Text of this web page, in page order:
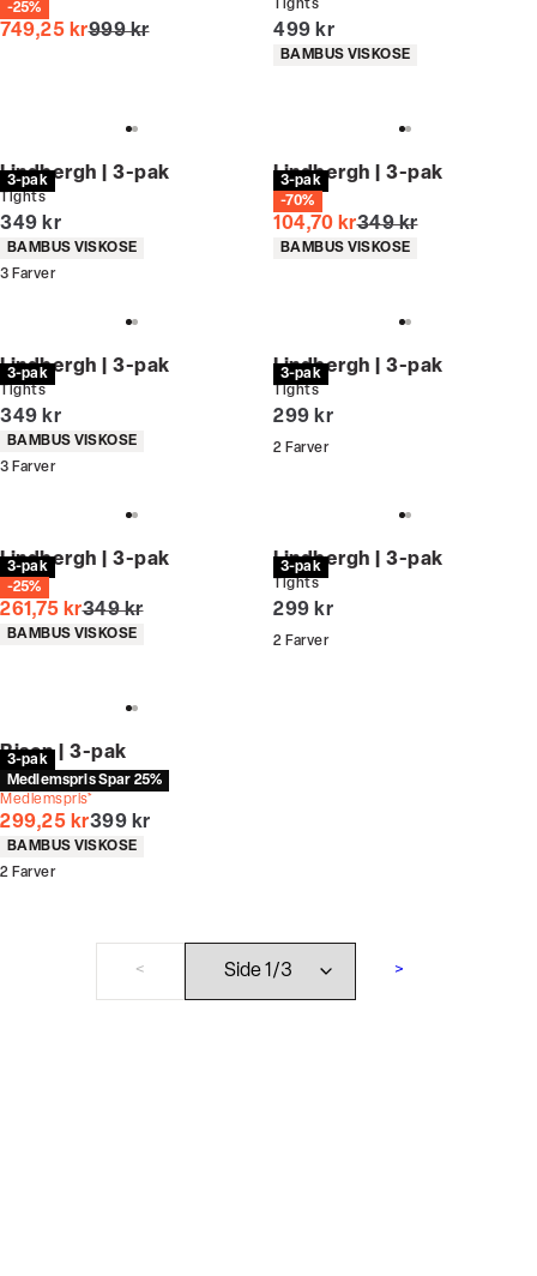
-25%
Tights
749,25 krI alt (uden rabat)
999 kr
Tights
I alt (inkl. rabat)
499 kr
Produkt egenskaber
BAMBUS VISKOSE
3-pak
Lindbergh | 3-pak
Tights
I alt (inkl. rabat)
349 kr
Produkt egenskaber
BAMBUS VISKOSE
3 Farver
3-pak
-70%
Lindbergh | 3-pak
Tights
104,70 krI alt (uden rabat)
349 kr
Produkt egenskaber
BAMBUS VISKOSE
3-pak
Lindbergh | 3-pak
Tights
I alt (inkl. rabat)
349 kr
Produkt egenskaber
BAMBUS VISKOSE
3 Farver
3-pak
Lindbergh | 3-pak
Tights
I alt (inkl. rabat)
299 kr
2 Farver
3-pak
-25%
Lindbergh | 3-pak
Tights
261,75 krI alt (uden rabat)
349 kr
Produkt egenskaber
BAMBUS VISKOSE
3-pak
Lindbergh | 3-pak
Tights
I alt (inkl. rabat)
299 kr
2 Farver
3-pak
Medlemspris Spar 25%
Bison | 3-pak
Tights
Medlemspris*
299,25 krI alt (uden rabat)
399 kr
Produkt egenskaber
BAMBUS VISKOSE
2 Farver